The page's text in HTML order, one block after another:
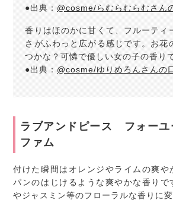
●出典： @cosme/らむらむらむさん
香りはほのかに甘くて、フルーティ
さがふわっと広がる感じです。お花
つかな？可憐で優しい女の子の香り
●出典： @cosme/ゆりめろんさんの
ラブアンドピース フォー
ファム
付けた瞬間はオレンジやライムの爽や
パンのはじけるような爽やかな香りで
やジャスミン等のフローラルな香りに